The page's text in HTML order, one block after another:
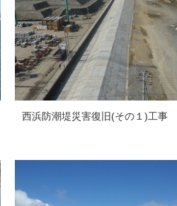
西浜防潮堤災害復旧(その１)工事